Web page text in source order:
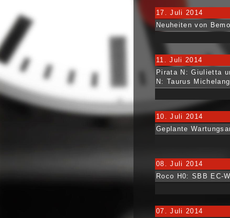
17. Juli 2014
Neuheiten von
11. Juli 2014
Pirata N: Giulietta
N: Taurus
10. Juli 2014
Geplante
08. Juli 2014
Roco H0: SBB EC-
07. Juli 2014